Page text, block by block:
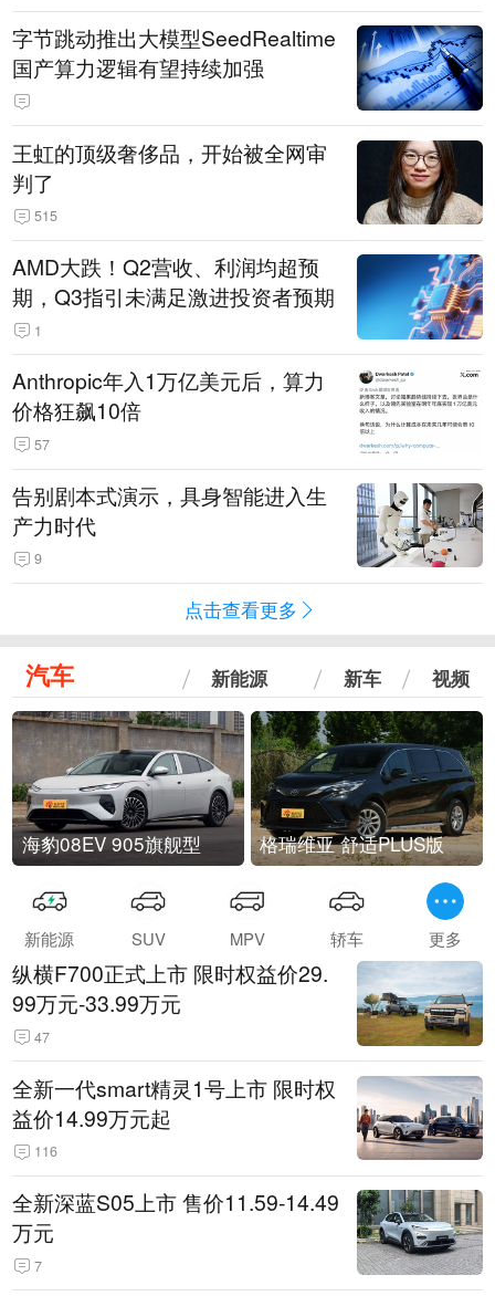
字节跳动推出大模型SeedRealtime
国产算力逻辑有望持续加强
王虹的顶级奢侈品，开始被全网审
判了
515
AMD大跌！Q2营收、利润均超预
期，Q3指引未满足激进投资者预期
1
Anthropic年入1万亿美元后，算力
价格狂飙10倍
57
告别剧本式演示，具身智能进入生
产力时代
9
点击查看更多
汽车 新能源 新车 视频
海豹08EV 905旗舰型 格瑞维亚 舒适PLUS版
新能源 SUV MPV 轿车 更多
纵横F700正式上市 限时权益价29.
99万元-33.99万元
47
全新一代smart精灵1号上市 限时权
益价14.99万元起
116
全新深蓝S05上市 售价11.59-14.49
万元
7